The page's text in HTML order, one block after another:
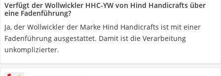
Verfügt der Wollwickler HHC-YW von Hind Handicrafts über
eine Fadenführung?
Ja, der Wollwickler der Marke Hind Handicrafts ist mit einer
Fadenführung ausgestattet. Damit ist die Verarbeitung
unkomplizierter.